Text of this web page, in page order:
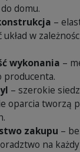
domu.
–
w
wykonania –
producenta.
– szerokie
oparcia tworzą
zakupu –
na